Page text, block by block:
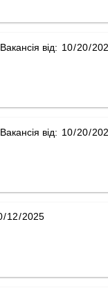
Вакансія від:
Вакансія від: